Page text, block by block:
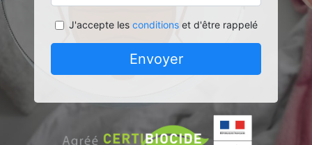
J'accepte les conditionset d'être rappelé
Envoyer